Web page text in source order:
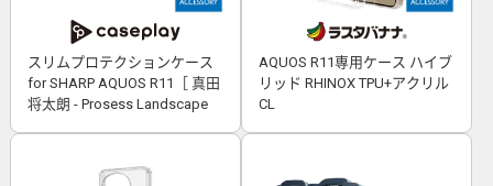
スリムプロテクションケース
for SHARP AQUOS R11［ 真田
将太朗 - Prosess Landscape
AQUOS R11専用ケース ハイブ
リッド RHINOX TPU+アクリル
CL